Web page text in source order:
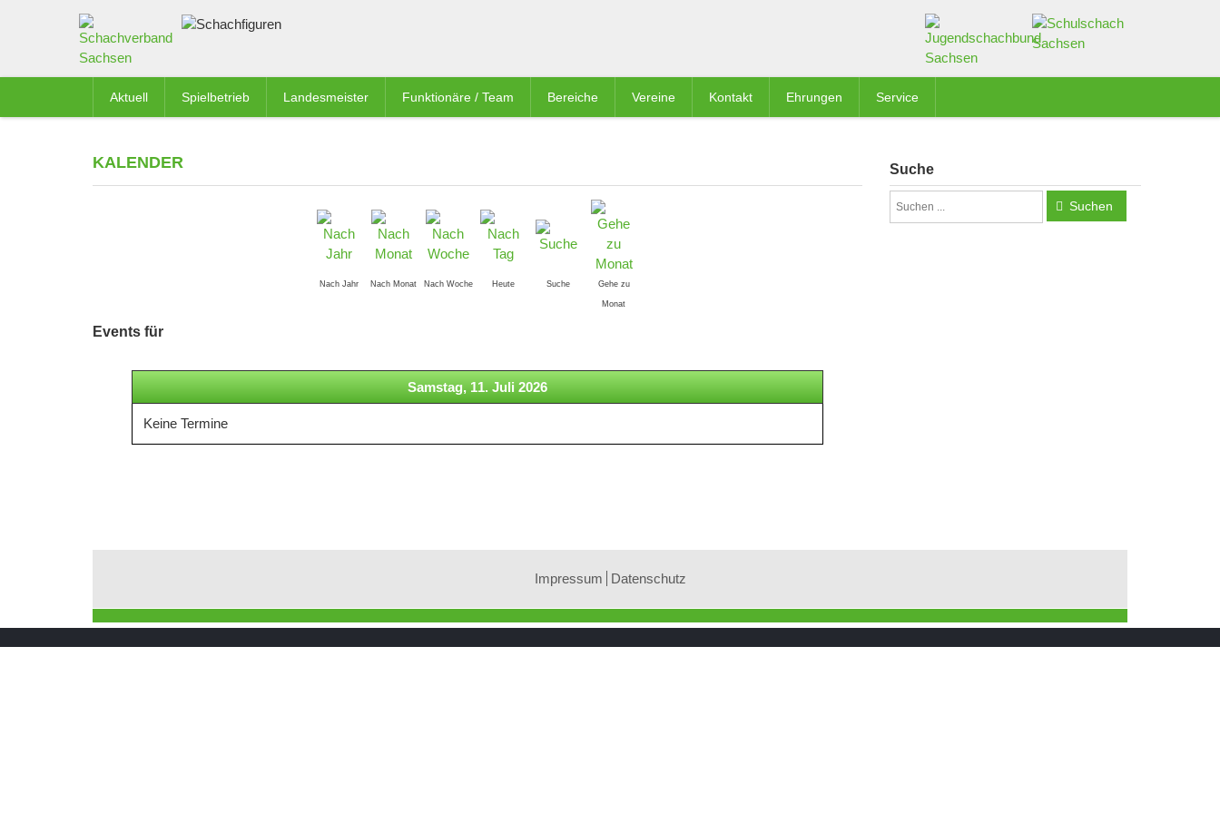
Aktuell Spielbetrieb Landesmeister Funktionäre / Team Bereiche Vereine Kontakt Ehrungen Service
KALENDER
Nach Jahr Nach Monat Nach Woche Heute Suche Gehe zu
Monat
Events für
Samstag, 11. Juli 2026
Keine Termine
Suche
Suchen
Impressum Datenschutz